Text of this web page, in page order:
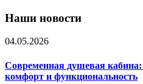
Наши новости
04.05.2026
Современная душевая
комфорт и функциональность